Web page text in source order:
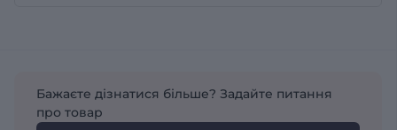
Бажаєте дізнатися більше? Задайте питання
про товар